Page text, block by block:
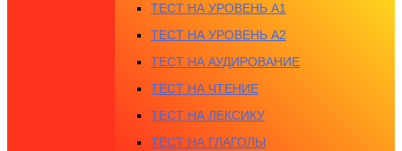
ТЕСТ НА УРОВЕНЬ A1
ТЕСТ НА УРОВЕНЬ A2
ТЕСТ НА АУДИРОВАНИЕ
ТЕСТ НА ЧТЕНИЕ
ТЕСТ НА ЛЕКСИКУ
ТЕСТ НА ГЛАГОЛЫ